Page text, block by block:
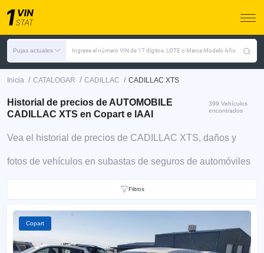
Pujas actuales Ingrese el número VIN de 17 dígitos, LOTE o Marca Modelo Año
Inicia / CATALOGAR / CADILLAC / CADILLAC XTS
Historial de precios de AUTOMOBILE
CADILLAC XTS en Copart e IAAI
399 Vehículos
encontrados
Vea el historial de precios de CADILLAC XTS, daños y
fotos de vehículos en subastas de seguros de automóviles
Filtros
Copart